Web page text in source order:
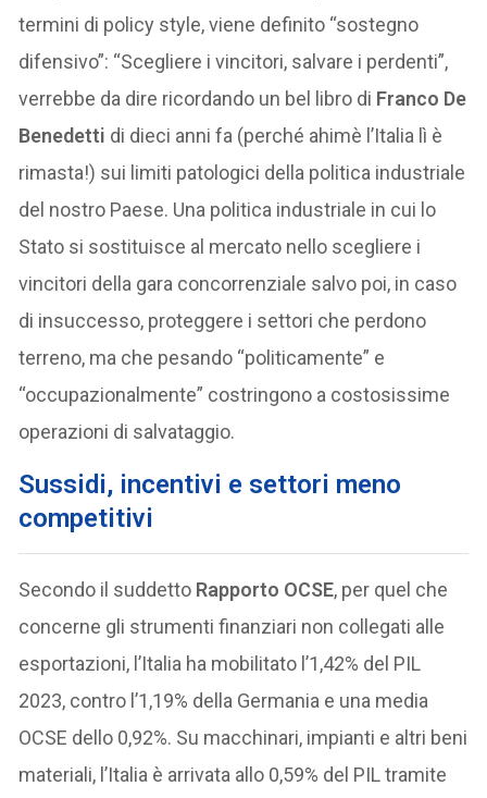
termini di policy style, viene definito “sostegno
difensivo”: “Scegliere i vincitori, salvare i perdenti”,
verrebbe da dire ricordando un bel libro di Franco De
Benedetti di dieci anni fa (perché ahimè l’Italia lì è
rimasta!) sui limiti patologici della politica industriale
del nostro Paese. Una politica industriale in cui lo
Stato si sostituisce al mercato nello scegliere i
vincitori della gara concorrenziale salvo poi, in caso
di insuccesso, proteggere i settori che perdono
terreno, ma che pesando “politicamente” e
“occupazionalmente” costringono a costosissime
operazioni di salvataggio.
Sussidi, incentivi e settori meno
competitivi
Secondo il suddetto Rapporto OCSE, per quel che
concerne gli strumenti finanziari non collegati alle
esportazioni, l’Italia ha mobilitato l’1,42% del PIL
2023, contro l’1,19% della Germania e una media
OCSE dello 0,92%. Su macchinari, impianti e altri beni
materiali, l’Italia è arrivata allo 0,59% del PIL tramite